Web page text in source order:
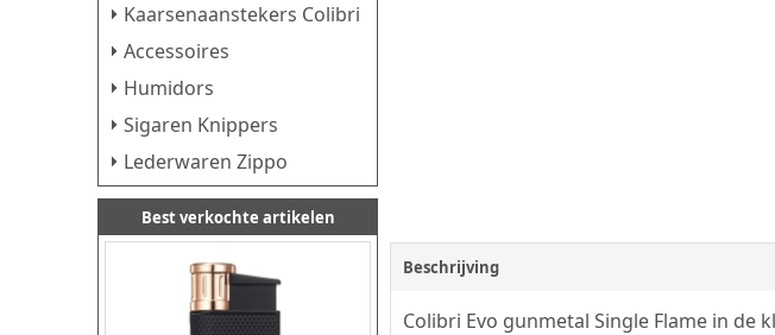
Kaarsenaanstekers Colibri
Accessoires
Humidors
Sigaren Knippers
Lederwaren Zippo
Best verkochte artikelen
Beschrijving
Colibri Evo gunmetal Single Flame in